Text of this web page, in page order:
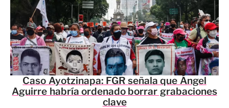
Caso Ayotzinapa: FGR señala que Ángel
Aguirre habría ordenado borrar grabaciones
clave